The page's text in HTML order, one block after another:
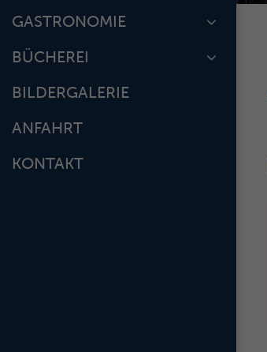
GASTRONOMIE
BÜCHEREI
BILDERGALERIE
ANFAHRT
KONTAKT